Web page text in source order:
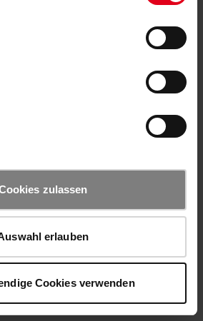
zulassen
erlauben
Cookies verwenden